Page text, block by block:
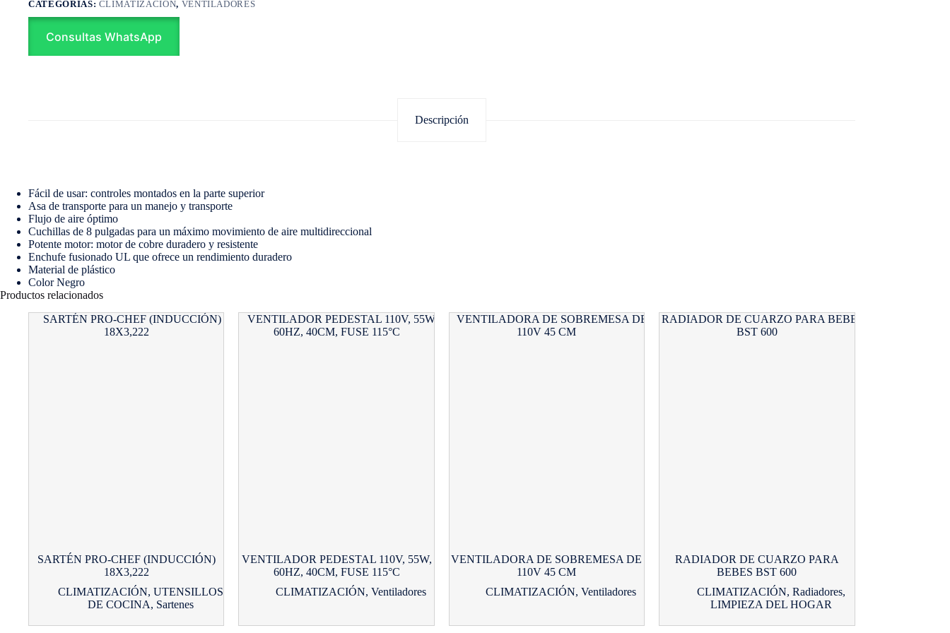
CATEGORÍAS: CLIMATIZACIÓN, VENTILADORES
Consultas WhatsApp
Descripción
Fácil de usar: controles montados en la parte superior
Asa de transporte para un manejo y transporte
Flujo de aire óptimo
Cuchillas de 8 pulgadas para un máximo movimiento de aire multidireccional
Potente motor: motor de cobre duradero y resistente
Enchufe fusionado UL que ofrece un rendimiento duradero
Material de plástico
Color Negro
Productos relacionados
SARTÉN PRO-CHEF (INDUCCIÓN)
18X3,222
CLIMATIZACIÓN, UTENSILLOS
DE COCINA, Sartenes
VENTILADOR PEDESTAL 110V, 55W,
60HZ, 40CM, FUSE 115°C
CLIMATIZACIÓN, Ventiladores
VENTILADORA DE SOBREMESA DE
110V 45 CM
CLIMATIZACIÓN, Ventiladores
RADIADOR DE CUARZO PARA
BEBES BST 600
CLIMATIZACIÓN, Radiadores,
LIMPIEZA DEL HOGAR